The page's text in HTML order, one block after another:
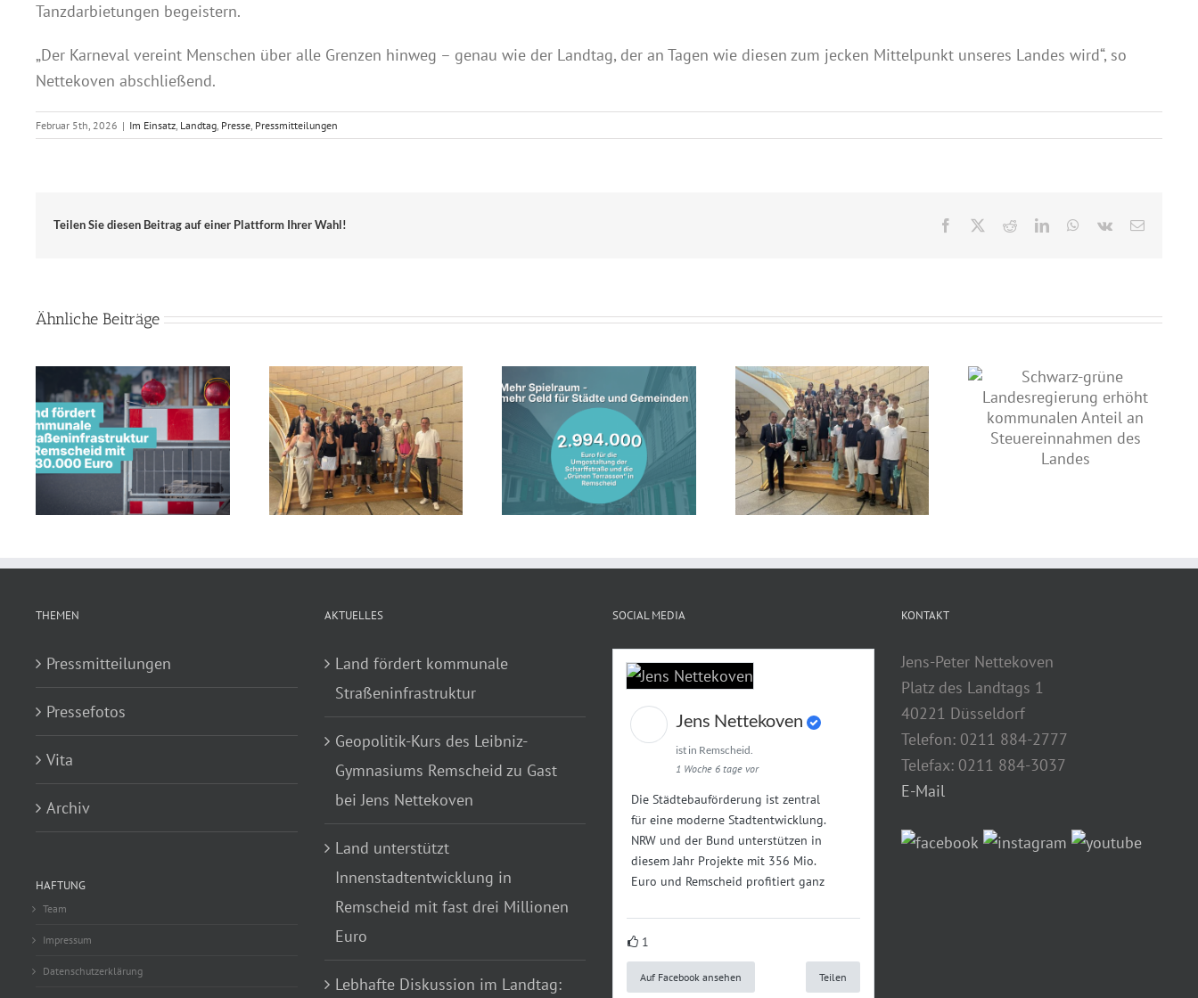
Tanzdarbietungen begeistern.
„Der Karneval vereint Menschen über alle Grenzen hinweg – genau wie der Landtag, der an Tagen wie diesen zum jecken Mittelpunkt unseres Landes wird“, so
Nettekoven abschließend.
Februar 5th, 2026 | Im Einsatz, Landtag, Presse, Pressmitteilungen
Teilen Sie diesen Beitrag auf einer Plattform Ihrer Wahl! Facebook RedditLinkedInWhatsApp
Vk
E-
Ähnliche Beiträge
Geopolitik-Kurs des Leibniz-
Gymnasiums Remscheid zu
Gast bei Jens Nettekoven
Land unterstützt
Innenstadtentwicklung in
Remscheid mit fast drei
Millionen Euro
Lebhafte Diskussion im
Landtag: Jahrgangsstufe des
Theodor-Heuss-Gymnasiums
zu Gast bei Jens Nettekoven
Schwarz-grüne
Landesregierung erhöht
kommunalen Anteil an
Steuereinnahmen des Landes
Land fördert kommunale
Straßeninfrastruktur
THEMEN
Pressmitteilungen
Pressefotos
Vita
Archiv
HAFTUNG
Team
Impressum
Datenschutzerklärung
AKTUELLES
Land fördert kommunale
Straßeninfrastruktur
Geopolitik-Kurs des Leibniz-
Gymnasiums Remscheid zu Gast
bei Jens Nettekoven
Land unterstützt
Innenstadtentwicklung in
Remscheid mit fast drei Millionen
Euro
Lebhafte Diskussion im Landtag:
SOCIAL MEDIA
Jens Nettekoven
ist in Remscheid.
1 Woche 6 tage vor
Die Städtebauförderung ist zentral
für eine moderne Stadtentwicklung.
NRW und der Bund unterstützen in
diesem Jahr Projekte mit 356 Mio.
Euro und Remscheid profitiert ganz
1
Auf Facebook ansehen Teilen
KONTAKT
Jens-Peter Nettekoven
Platz des Landtags 1
40221 Düsseldorf
Telefon: 0211 884-2777
Telefax: 0211 884-3037
E-Mail